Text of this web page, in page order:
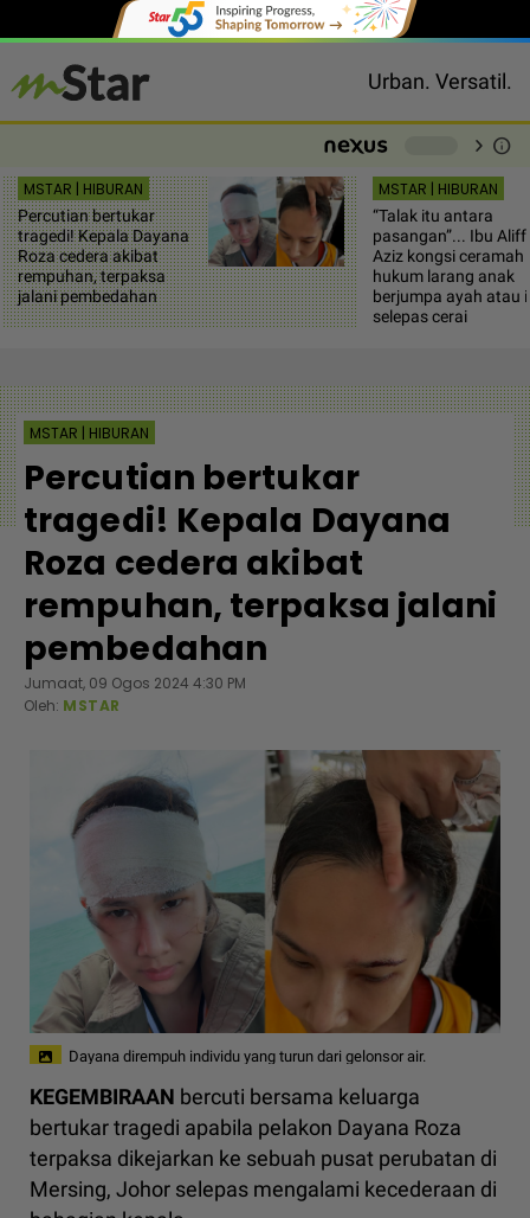
Urban. Versatil.
chevron_right info
MSTAR | HIBURAN
Percutian bertukar
tragedi! Kepala Dayana
Roza cedera akibat
rempuhan, terpaksa
jalani pembedahan
MSTAR | HIBURAN
“Talak itu antara
pasangan”... Ibu Aliff
Aziz kongsi ceramah
hukum larang anak
berjumpa ayah atau
selepas cerai
MSTAR | HIBURAN
Percutian bertukar
tragedi! Kepala Dayana
Roza cedera akibat
rempuhan, terpaksa jalani
pembedahan
Jumaat, 09 Ogos 2024 4:30 PM
Oleh: MSTAR
Dayana dirempuh individu yang turun dari gelonsor air.
KEGEMBIRAAN bercuti bersama keluarga
bertukar tragedi apabila pelakon Dayana Roza
terpaksa dikejarkan ke sebuah pusat perubatan di
Mersing, Johor selepas mengalami kecederaan di